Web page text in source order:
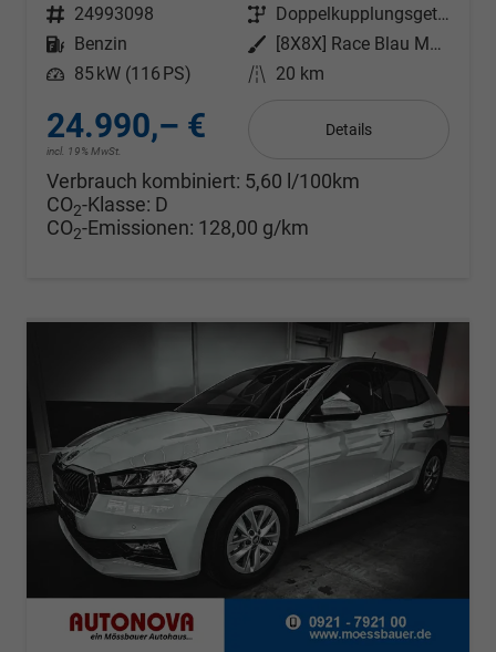
Fahrzeugnr. 24993098 Getriebe
Doppelkupplungsgetriebe (DSG)
Kraftstoff
Benzin Außenfarbe
[8X8X] Race Blau Metallic
Leistung 85 kW (116 PS) Kilometerstand 20 km
24.990,– €
incl. 19% MwSt.
Details
Verbrauch kombiniert: 5,60 l/100km
CO2-Klasse: D
CO2-Emissionen: 128,00 g/km